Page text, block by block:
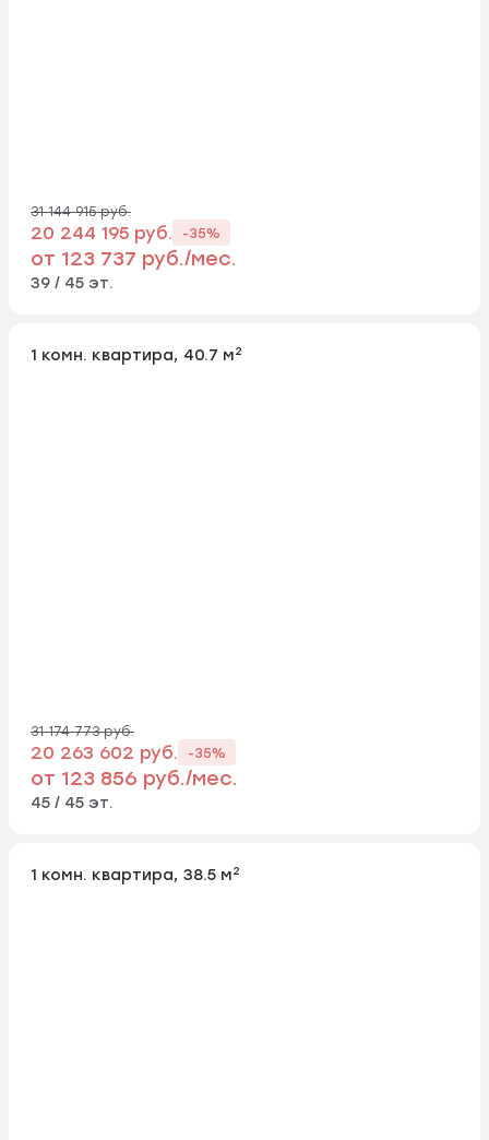
31 144 915 руб.
20 244 195 руб. -35%
от 123 737 руб./мес.
39 / 45 эт.
1 комн. квартира, 40.7 м2
31 174 773 руб.
20 263 602 руб. -35%
от 123 856 руб./мес.
45 / 45 эт.
1 комн. квартира, 38.5 м2